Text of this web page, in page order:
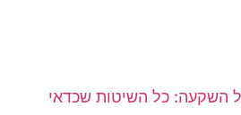
כל השיטות שכדאי